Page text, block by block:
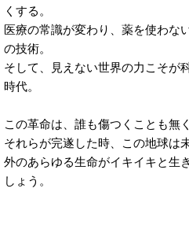
くする。
医療の常識が変わり、薬を使わな
の技術。
そして、見えない世界の力こそが
時代。
この革命は、誰も傷つくことも無
それらが完遂した時、この地球は
外のあらゆる生命がイキイキと生
しょう。